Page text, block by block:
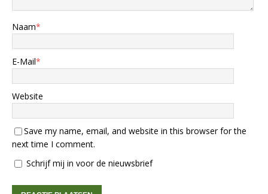
Naam*
E-Mail*
Website
Save my name, email, and website in this browser for the
next time I comment.
Schrijf mij in voor de nieuwsbrief